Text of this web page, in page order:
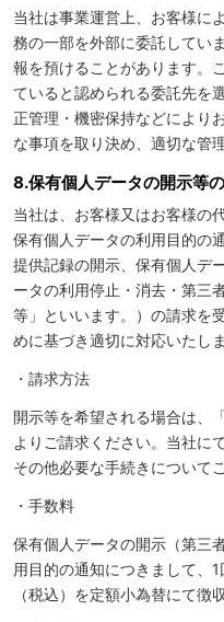
当社は事業運営上、お客様に
務の一部を外部に委託してい
報を預けることがあります。
ていると認められる委託先を
正管理・機密保持などにより
な事項を取り決め、適切な管
8.保有個人データの開示等
当社は、お客様又はお客様の
保有個人データの利用目的の
提供記録の開示、保有個人デ
ータの利用停止・消去・第三
等」といいます。）の請求を
めに基づき適切に対応いたしま
・請求方法
開示等を希望される場合は、
よりご請求ください。当社に
その他必要な手続きについて
・手数料
保有個人データの開示（第三
用目的の通知につきまして、
（税込）を定額小為替にて徴